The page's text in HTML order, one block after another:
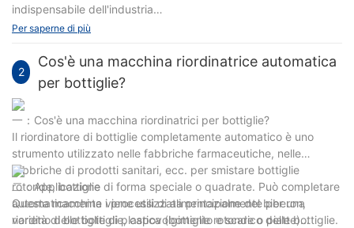
indispensabile dell'industria
farmaceutica/alimentare/dell'imballaggio e comprenderne i
azienda a fare scelte più convenienti e adatte. Siamo da molto
tempo produttori di macchinari farmaceutici e di
confezionamento per aziende di vari paesi. Se ti capita di dover
acquistare una macchina sigillatrice per fogli di alluminio, per
favoreContattarci
Per saperne di più
2
Cos'è una macchina riordinatrice automatica
per bottiglie?
一：Cos'è una macchina riordinatrici per bottiglie?
Il riordinatore di bottiglie completamente automatico è uno
strumento utilizzato nelle fabbriche farmaceutiche, nelle
fabbriche di prodotti sanitari, ecc. per smistare bottiglie
rotonde, bottiglie di forma speciale o quadrate. Può completare
automaticamente i processi di alimentazione del biberon,
riordino delle bottiglie, capovolgimento e scarico delle bottiglie.
二：Applicazione
Questa macchina viene utilizzata principalmente per una
varietà di bottiglie di plastica (bottiglie rotonde o piatte)